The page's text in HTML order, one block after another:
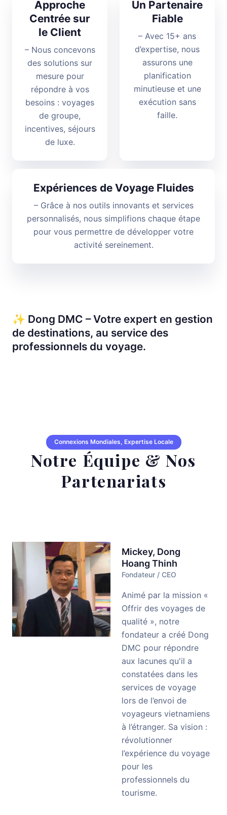
Approche
Centrée sur
le Client
– Nous concevons
des solutions sur
mesure pour
répondre à vos
besoins : voyages
de groupe,
incentives, séjours
de luxe.
Un Partenaire
Fiable
– Avec 15+ ans
d’expertise, nous
assurons une
planification
minutieuse et une
exécution sans
faille.
Expériences de Voyage Fluides
– Grâce à nos outils innovants et services
personnalisés, nous simplifions chaque étape
pour vous permettre de développer votre
activité sereinement.
✨ Dong DMC – Votre expert en gestion
de destinations, au service des
professionnels du voyage.
Connexions Mondiales, Expertise Locale
Notre Équipe & Nos
Partenariats
Mickey, Dong
Hoang Thinh
Fondateur / CEO
Animé par la mission «
Offrir des voyages de
qualité », notre
fondateur a créé Dong
DMC pour répondre
aux lacunes qu'il a
constatées dans les
services de voyage
lors de l’envoi de
voyageurs vietnamiens
à l’étranger. Sa vision :
révolutionner
l’expérience du voyage
pour les
professionnels du
tourisme.